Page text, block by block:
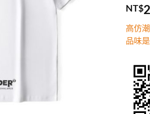
評分
5，
1
分
NT$
高仿
品味